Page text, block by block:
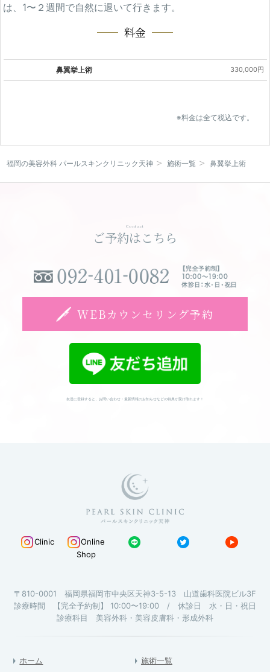
は、1〜２週間で自然に退いて行きます。
料金
鼻翼挙上術 330,000円
※料金は全て税込です。
福岡の美容外科 パールスキンクリニック天神 施術一覧 鼻翼挙上術
Contact
ご予約はこちら
WEBカウンセリング予約
友達に登録すると、お問い合わせ・最新情報のお知らせなどの特典が受け取れます！
Clinic
Online
Shop
〒810-0001 福岡県福岡市中央区天神3-5-13 山道歯科医院ビル3F
診療時間 【完全予約制】 10:00〜19:00 / 休診日 水・日・祝日
診療科目 美容外科・美容皮膚科・形成外科
ホーム 施術一覧